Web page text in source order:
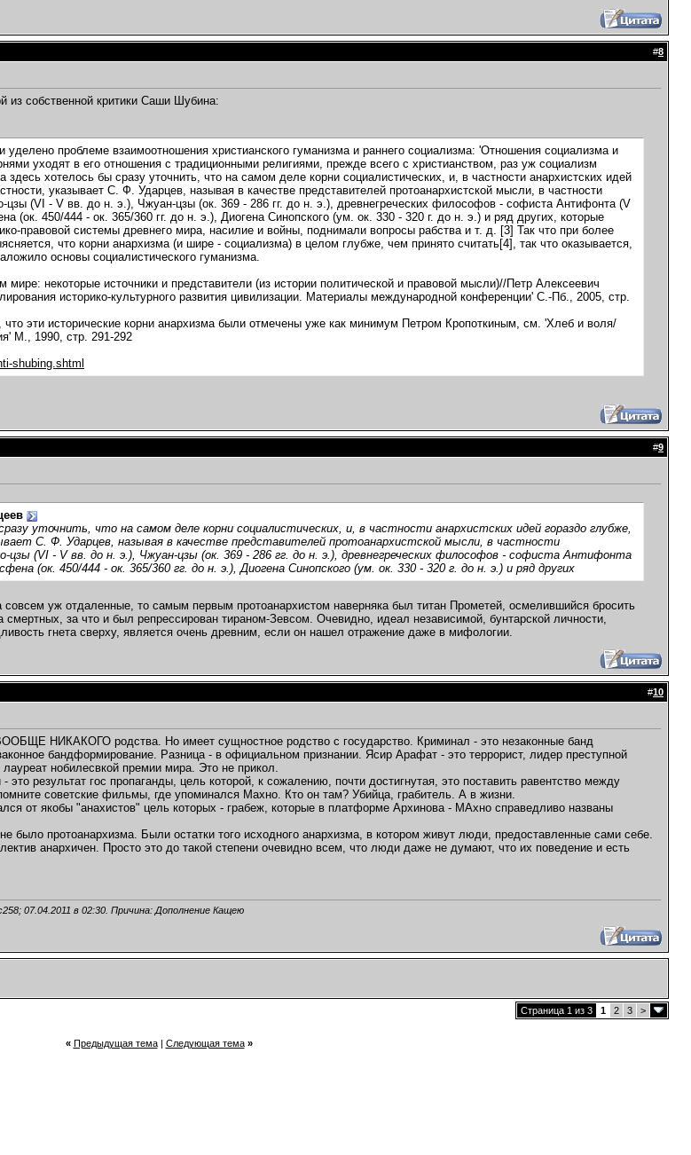
#8
из собственной критики Саши Шубина:
уделено проблеме взаимоотношения христианского гуманизма и раннего социализма: 'Отношения социализма и
уходят в его отношения с традиционными религиями, прежде всего с христианством, раз уж социализм
хотелось бы сразу уточнить, что на самом деле корни социалистических, и, в частности анархистских идей
указывает С. Ф. Ударцев, называя в качестве представителей протоанархистской мысли, в частности
цзы (VI - V вв. до н. э.), Чжуан-цзы (ок. 369 - 286 гг. до н. э.), древнегреческих философов - софиста Антифонта (V
(ок. 450/444 - ок. 365/360 гг. до н. э.), Диогена Синопского (ум. ок. 330 - 320 г. до н. э.) и ряд других, которые
правовой системы древнего мира, насилие и войны, поднимали вопросы рабства и т. д. [3] Так что при более
что корни анархизма (и шире - социализма) в целом глубже, чем принято считать[4], так что оказывается,
основы социалистического гуманизма.
мире: некоторые источники и представители (из истории политической и правовой мысли)//Петр Алексеевич
историко-культурного развития цивилизации. Материалы международной конференции' С.-Пб., 2005, стр.
что эти исторические корни анархизма были отмечены уже как минимум Петром Кропоткиным, см. 'Хлеб и воля/
М., 1990, стр. 291-292
shubing.shtml
#9
уточнить, что на самом деле корни социалистических, и, в частности анархистских идей гораздо глубже,
С. Ф. Ударцев, называя в качестве представителей протоанархистской мысли, в частности
цзы (VI - V вв. до н. э.), Чжуан-цзы (ок. 369 - 286 гг. до н. э.), древнегреческих философов - софиста Антифонта
(ок. 450/444 - ок. 365/360 гг. до н. э.), Диогена Синопского (ум. ок. 330 - 320 г. до н. э.) и ряд других
совсем уж отдаленные, то самым первым протоанархистом наверняка был титан Прометей, осмелившийся бросить
смертных, за что и был репрессирован тираном-Зевсом. Очевидно, идеал независимой, бунтарской личности,
гнета сверху, является очень древним, если он нашел отражение даже в мифологии.
#10
НИКАКОГО родства. Но имеет сущностное родство с государство. Криминал - это незаконные банд
бандформирование. Разница - в официальном признании. Ясир Арафат - это террорист, лидер преступной
лауреат нобилесвкой премии мира. Это не прикол.
это результат гос пропаганды, цель которой, к сожалению, почти достигнутая, это поставить равентство между
советские фильмы, где упоминался Махно. Кто он там? Убийца, грабитель. А в жизни.
от якобы "анахистов" цель которых - грабеж, которые в платформе Архинова - МАхно справедливо названы
протоанархизма. Были остатки того исходного анархизма, в котором живут люди, предоставленные сами себе.
анархичен. Просто это до такой степени очевидно всем, что люди даже не думают, что их поведение и есть
07.04.2011 в 02:30 . Причина: Дополнение Кащею
Страница 1 из 3 1 2 3 >
« Предыдущая тема| Следующая тема »